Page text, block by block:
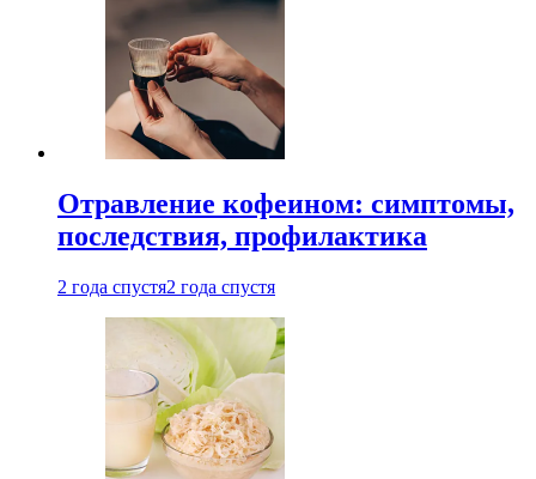
Отравление кофеином: симптомы,
последствия, профилактика
2 года спустя2 года спустя